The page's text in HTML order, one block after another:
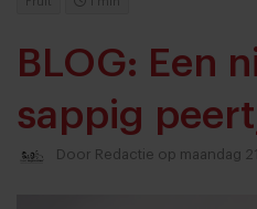
BLOG: Een
sappig
Door Redactie op maandag